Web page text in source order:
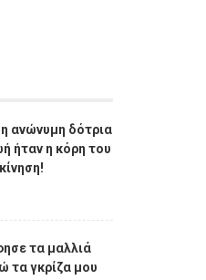
ανώνυμη δότρια
ήταν η κόρη του
τα μαλλιά
τα γκρίζα μου